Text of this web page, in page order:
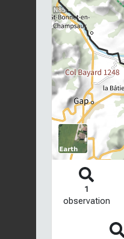
1
observation